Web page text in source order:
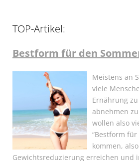
TOP-Artikel:
Bestform für den
Meistens an
viele
Ernährung
abnehmen
wollen also
“Bestform für
kommen,
Gewichtsreduzierung erreichen und